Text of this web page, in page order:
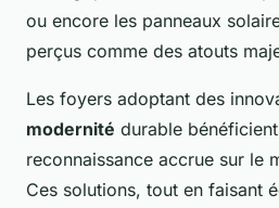
ou encore les panneaux
perçus comme des atouts
Les foyers adoptant des
modernité durable
reconnaissance accrue sur le
Ces solutions, tout en faisant